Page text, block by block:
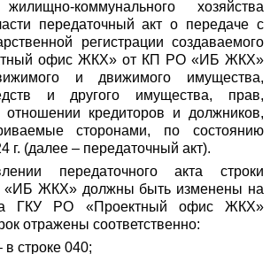
коммунального хозяйства
передаточный акт о передаче с
регистрации создаваемого
офис ЖКХ» от КП РО «ИБ ЖКХ»
и движимого имущества,
и другого имущества, прав,
отношении кредиторов и должников,
сторонами, по состоянию
г. (далее – передаточный акт).
передаточного акта строки
«ИБ ЖКХ» должны быть изменены на
ГКУ РО «Проектный офис ЖКХ»
отражены соответственно:
в строке 040;